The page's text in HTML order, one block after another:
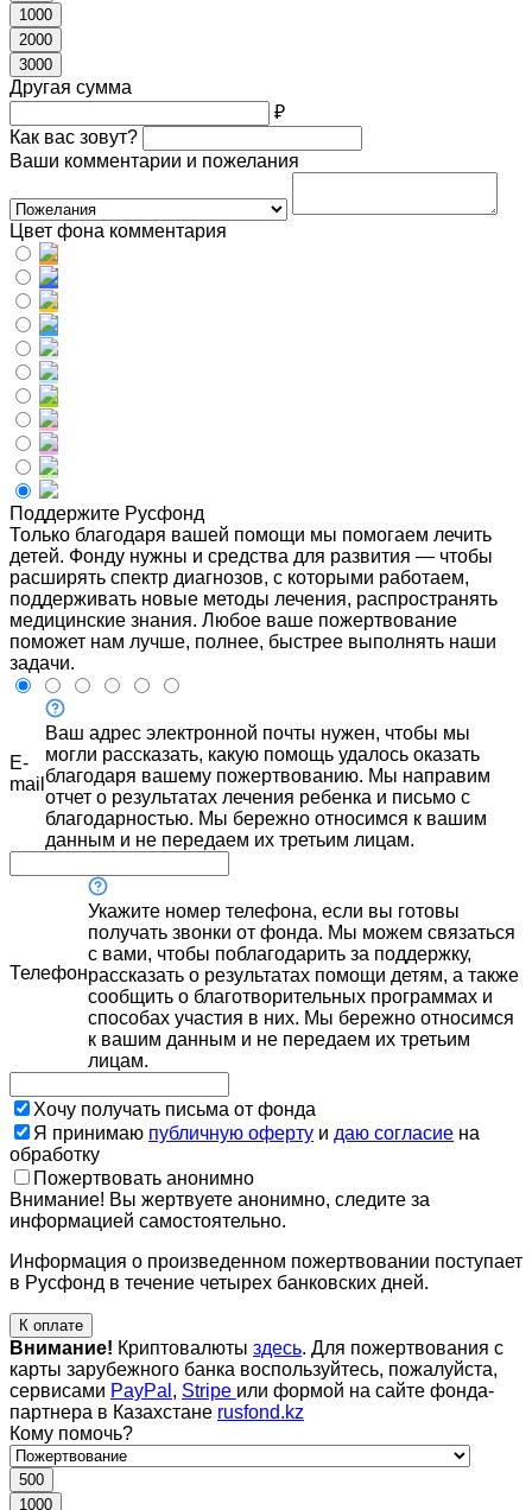
1000
2000
3000
Другая сумма
₽
Как вас зовут?
Ваши комментарии и пожелания
Цвет фона комментария
Поддержите Русфонд
Только благодаря вашей помощи мы помогаем лечить
детей. Фонду нужны и средства для развития — чтобы
расширять спектр диагнозов, с которыми работаем,
поддерживать новые методы лечения, распространять
медицинские знания. Любое ваше пожертвование
поможет нам лучше, полнее, быстрее выполнять наши
задачи.
E-
mail
Ваш адрес электронной почты нужен, чтобы мы
могли рассказать, какую помощь удалось оказать
благодаря вашему пожертвованию. Мы направим
отчет о результатах лечения ребенка и письмо с
благодарностью. Мы бережно относимся к вашим
данным и не передаем их третьим лицам.
Телефон
Укажите номер телефона, если вы готовы
получать звонки от фонда. Мы можем связаться
с вами, чтобы поблагодарить за поддержку,
рассказать о результатах помощи детям, а также
сообщить о благотворительных программах и
способах участия в них. Мы бережно относимся
к вашим данным и не передаем их третьим
лицам.
Хочу получать письма от фонда
Я принимаю публичную оферту и даю согласие на
обработку
Пожертвовать анонимно
Внимание! Вы жертвуете анонимно, следите за
информацией самостоятельно.
Информация о произведенном пожертвовании поступает
в Русфонд в течение четырех банковских дней.
К оплате
Внимание! Криптовалюты здесь. Для пожертвования с
карты зарубежного банка воспользуйтесь, пожалуйста,
сервисами PayPal , Stripe или формой на сайте фонда-
партнера в Казахстане rusfond.kz
Кому помочь?
500
1000